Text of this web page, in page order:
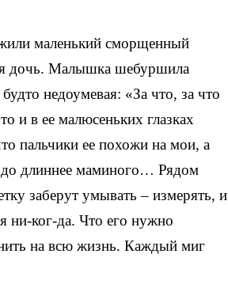
маленький сморщенный
дочь. Малышка шебуршила
недоумевая: «За что, за что
и в ее малюсеньких глазках
пальчики ее похожи на мои, а
длиннее маминого… Рядом
заберут умывать – измерять, и
ни-ког-да. Что его нужно
на всю жизнь. Каждый миг